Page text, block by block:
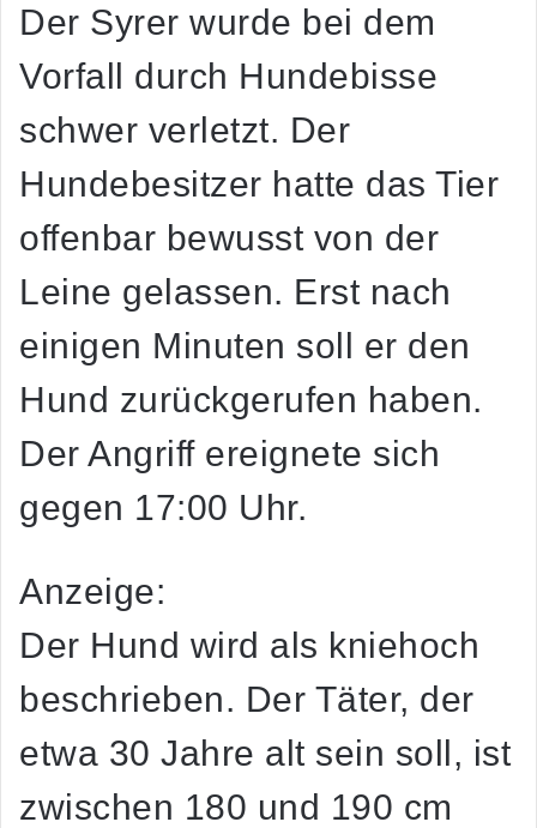
Der Syrer wurde bei dem
Vorfall durch Hundebisse
schwer verletzt. Der
Hundebesitzer hatte das Tier
offenbar bewusst von der
Leine gelassen. Erst nach
einigen Minuten soll er den
Hund zurückgerufen haben.
Der Angriff ereignete sich
gegen 17:00 Uhr.
Anzeige:
Der Hund wird als kniehoch
beschrieben. Der Täter, der
etwa 30 Jahre alt sein soll, ist
zwischen 180 und 190 cm